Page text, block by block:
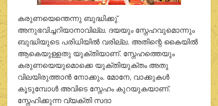
കരുണയെന്തെന്നു ബുദ്ധിക്കു്
അനുഭവിച്ചറിയാനാവില്ല. ദയയും സ്നേഹവുമൊന്നും
ബുദ്ധിയുടെ പരിധിയില്‍ വരില്ല. അതിന്റെ കൈയില്‍
ആകെയുള്ളതു യുക്തിയാണ്. സ്നേഹത്തെയും
കരുണയെയുമൊക്കെ യുക്തിയുക്തം അതു
വിലയിരുത്താന്‍ നോക്കും. മോനേ, വാക്കുകള്‍
കൂടുമ്പോള്‍ അവിടെ സ്നേഹം കുറയുകയാണ്.
സ്നേഹിക്കുന്ന വ്യക്തി സദാ